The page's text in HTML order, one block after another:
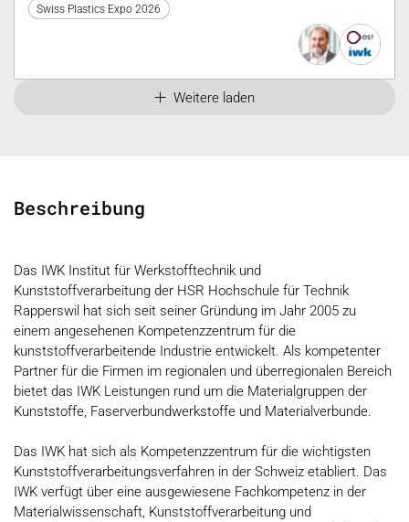
Swiss Plastics Expo 2026
Weitere laden
Beschreibung
Das IWK Institut für Werkstofftechnik und
Kunststoffverarbeitung der HSR Hochschule für Technik
Rapperswil hat sich seit seiner Gründung im Jahr 2005 zu
einem angesehenen Kompetenzzentrum für die
kunststoffverarbeitende Industrie entwickelt. Als kompetenter
Partner für die Firmen im regionalen und überregionalen Bereich
bietet das IWK Leistungen rund um die Materialgruppen der
Kunststoffe, Faserverbundwerkstoffe und Materialverbunde.
Das IWK hat sich als Kompetenzzentrum für die wichtigsten
Kunststoffverarbeitungsverfahren in der Schweiz etabliert. Das
IWK verfügt über eine ausgewiesene Fachkompetenz in der
Materialwissenschaft, Kunststoffverarbeitung und